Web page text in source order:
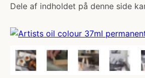
Dele af indholdet på denne side